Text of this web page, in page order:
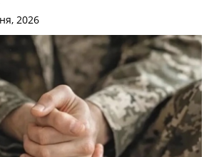
2026